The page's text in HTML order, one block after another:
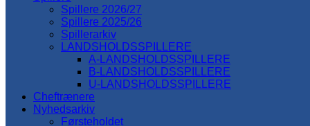
Spillere 2026/27
Spillere 2025/26
Spillerarkiv
LANDSHOLDSSPILLERE
A-LANDSHOLDSSPILLERE
B-LANDSHOLDSSPILLERE
U-LANDSHOLDSSPILLERE
Cheftrænere
Nyhedsarkiv
Førsteholdet